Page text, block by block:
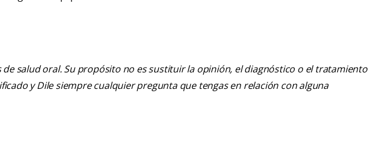
salud oral. Su propósito no es sustituir la opinión, el diagnóstico o el tratamiento
y Dile siempre cualquier pregunta que tengas en relación con alguna